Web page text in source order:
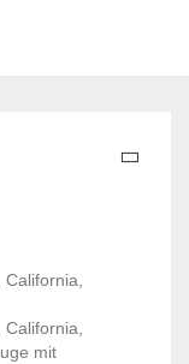
mit